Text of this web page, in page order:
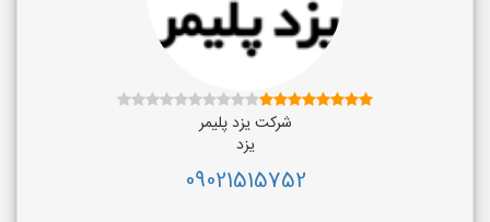
شرکت یزد پلیمر
یزد
09021515752